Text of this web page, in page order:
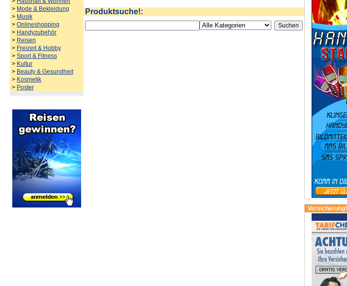
> Mode & Bekleidung
> Musik
> Onlineshopping
> Handyzubehör
> Reisen
> Freizeit & Hobby
> Sport & Fitness
> Kultur
> Beauty & Gesundheit
> Kosmetik
> Poster
Produktsuche!:
Versicherung!